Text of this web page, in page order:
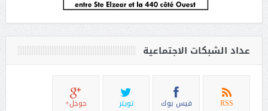
عداد الشبكات الاجتماعية
RSS فيس بوك تويتر جوجل+